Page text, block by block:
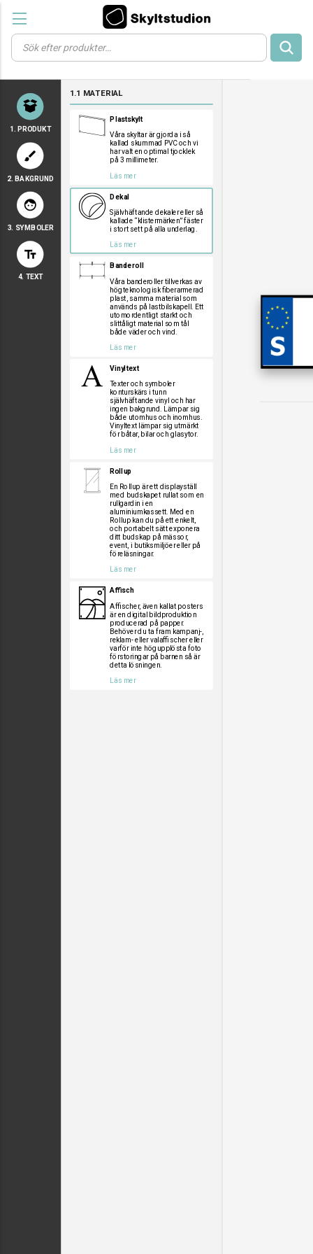
Products
search
a
a
aa
a
1. PRODUKT
brush
2. BAKGRUND
face
3. SYMBOLER
text_fields
4. TEXT
1.1 MATERIAL
Plastskylt
Våra skyltar är gjorda i så
kallad skummad PVC och vi
har valt en optimal tjocklek
på 3 millimeter.
Läs mer
Dekal
Självhäftande dekaler eller så
kallade “klistermärken” fäster
i stort sett på alla underlag.
Läs mer
Banderoll
Våra banderoller tillverkas av
högteknologisk fiberarmerad
plast, samma material som
används på lastbilskapell. Ett
utomordentligt starkt och
slittåligt material som tål
både väder och vind.
Läs mer
Vinyltext
Texter och symboler
konturskärs i tunn
självhäftande vinyl och har
ingen bakgrund. Lämpar sig
både utomhus och inomhus.
Vinyltext lämpar sig utmärkt
för båtar, bilar och glasytor.
Läs mer
Rollup
En Rollup är ett displayställ
med budskapet rullat som en
rullgardin i en
aluminiumkassett. Med en
Rollup kan du på ett enkelt,
och portabelt sätt exponera
ditt budskap på mässor,
event, i butiksmiljöer eller på
föreläsningar.
Läs mer
Affisch
Affischer, även kallat posters
är en digital bildproduktion
producerad på papper.
Behöver du ta fram kampanj-,
reklam- eller valaffischer eller
varför inte högupplösta foto
förstoringar på barnen så är
detta lösningen.
Läs mer